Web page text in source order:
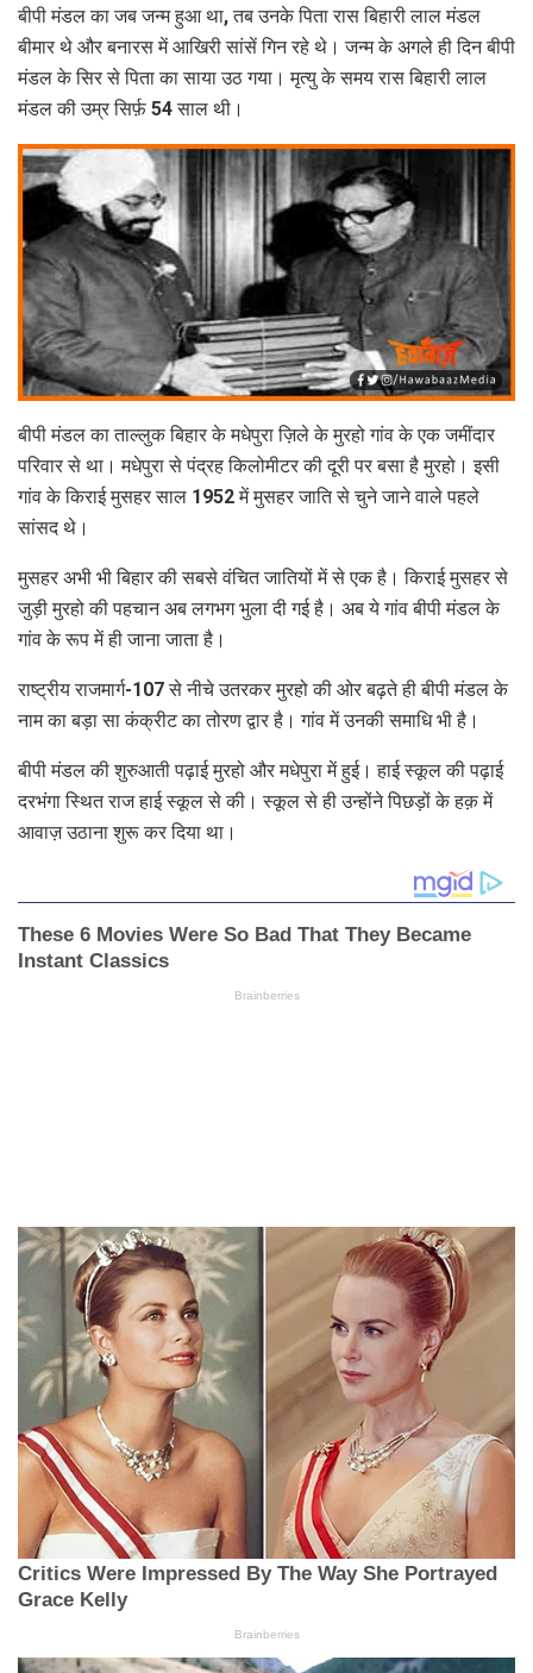
बीपी मंडल का जब जन्म हुआ था, तब उनके पिता रास बिहारी लाल मंडल
बीमार थे और बनारस में आखिरी सांसें गिन रहे थे। जन्म के अगले ही दिन बीपी
मंडल के सिर से पिता का साया उठ गया। मृत्यु के समय रास बिहारी लाल
मंडल की उम्र सिर्फ़ 54 साल थी।
बीपी मंडल का ताल्लुक बिहार के मधेपुरा ज़िले के मुरहो गांव के एक जमींदार
परिवार से था। मधेपुरा से पंद्रह किलोमीटर की दूरी पर बसा है मुरहो। इसी
गांव के किराई मुसहर साल 1952 में मुसहर जाति से चुने जाने वाले पहले
सांसद थे।
मुसहर अभी भी बिहार की सबसे वंचित जातियों में से एक है। किराई मुसहर से
जुड़ी मुरहो की पहचान अब लगभग भुला दी गई है। अब ये गांव बीपी मंडल के
गांव के रूप में ही जाना जाता है।
राष्ट्रीय राजमार्ग-107 से नीचे उतरकर मुरहो की ओर बढ़ते ही बीपी मंडल के
नाम का बड़ा सा कंक्रीट का तोरण द्वार है। गांव में उनकी समाधि भी है।
बीपी मंडल की शुरुआती पढ़ाई मुरहो और मधेपुरा में हुई। हाई स्कूल की पढ़ाई
दरभंगा स्थित राज हाई स्कूल से की। स्कूल से ही उन्होंने पिछड़ों के हक़ में
आवाज़ उठाना शुरू कर दिया था।